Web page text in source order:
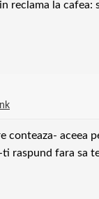
reclama la cafea:
conteaza- aceea
raspund fara sa